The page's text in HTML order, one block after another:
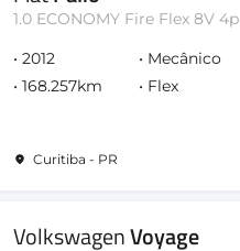
1.0 ECONOMY Fire Flex 8V 4p
2012
Mecânico
168.257km
Flex
Curitiba - PR
VolkswagenVoyage